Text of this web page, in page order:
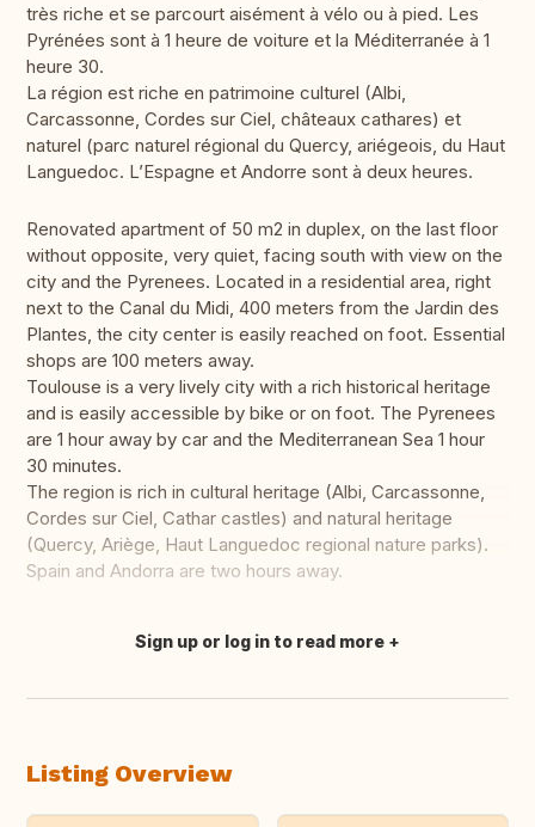
très riche et se parcourt aisément à vélo ou à pied. Les
Pyrénées sont à 1 heure de voiture et la Méditerranée à 1
heure 30.
La région est riche en patrimoine culturel (Albi,
Carcassonne, Cordes sur Ciel, châteaux cathares) et
naturel (parc naturel régional du Quercy, ariégeois, du Haut
Languedoc. L’Espagne et Andorre sont à deux heures.
Renovated apartment of 50 m2 in duplex, on the last floor
without opposite, very quiet, facing south with view on the
city and the Pyrenees. Located in a residential area, right
next to the Canal du Midi, 400 meters from the Jardin des
Plantes, the city center is easily reached on foot. Essential
shops are 100 meters away.
Toulouse is a very lively city with a rich historical heritage
and is easily accessible by bike or on foot. The Pyrenees
are 1 hour away by car and the Mediterranean Sea 1 hour
30 minutes.
The region is rich in cultural heritage (Albi, Carcassonne,
Cordes sur Ciel, Cathar castles) and natural heritage
(Quercy, Ariège, Haut Languedoc regional nature parks).
Spain and Andorra are two hours away.
Translate this
Sign up or log in to read more
Listing Overview